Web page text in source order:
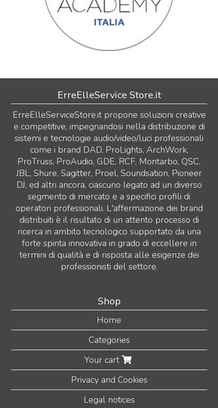
ErreElleService Store.it
ErreElleServiceStore.it propone soluzioni creative
e competitive, impegnandosi nella distribuzione di
sistemi e tecnologie audio/video/luci professionali
come i brand DAD, ProLights, ArchWork,
ProTruss, ProAudio, GDE, RCF, Montarbo, QSC,
JBL, Shure, Sagitter, Proel, Soundsation, Pioneer
DJ, ed altri ancora, ciascuno legato ad un diverso
segmento di mercato e a specifici profili di
operatori professionali. L'affermazione dei brand
distribuiti è il risultato di un attento processo di
ricerca in ambito tecnologico supportato da una
forte spinta innovativa in grado di eccellere in
termini di qualità e di risposta alle esigenze dei
professionisti del settore.
Shop
Home
Categories
Your cart
Privacy and Cookies
Legal notices